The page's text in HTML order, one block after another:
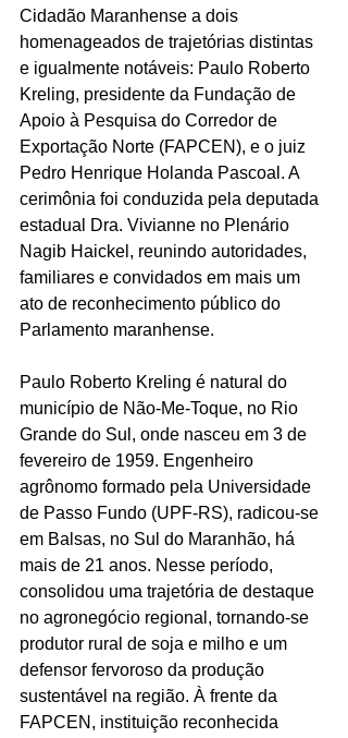
Cidadão Maranhense a dois
homenageados de trajetórias distintas
e igualmente notáveis: Paulo Roberto
Kreling, presidente da Fundação de
Apoio à Pesquisa do Corredor de
Exportação Norte (FAPCEN), e o juiz
Pedro Henrique Holanda Pascoal. A
cerimônia foi conduzida pela deputada
estadual Dra. Vivianne no Plenário
Nagib Haickel, reunindo autoridades,
familiares e convidados em mais um
ato de reconhecimento público do
Parlamento maranhense.
Paulo Roberto Kreling é natural do
município de Não-Me-Toque, no Rio
Grande do Sul, onde nasceu em 3 de
fevereiro de 1959. Engenheiro
agrônomo formado pela Universidade
de Passo Fundo (UPF-RS), radicou-se
em Balsas, no Sul do Maranhão, há
mais de 21 anos. Nesse período,
consolidou uma trajetória de destaque
no agronegócio regional, tornando-se
produtor rural de soja e milho e um
defensor fervoroso da produção
sustentável na região. À frente da
FAPCEN, instituição reconhecida